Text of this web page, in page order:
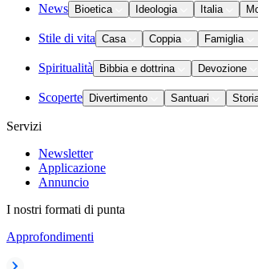
News Bioetica Ideologia Italia
Stile di vita Casa Coppia Famiglia
Spiritualità Bibbia e dottrina Devozione
Scoperte Divertimento Santuari
Servizi
Newsletter
Applicazione
Annuncio
I nostri formati di punta
Approfondimenti